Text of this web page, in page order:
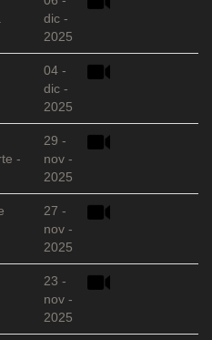
dic -
2025
04 -
dic -
2025
-
29 -
nov -
2025
27 -
nov -
2025
23 -
nov -
2025